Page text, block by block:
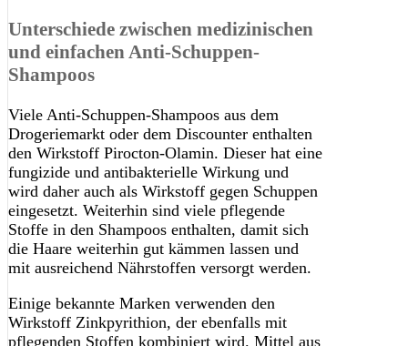
Unterschiede zwischen medizinischen
und einfachen Anti-Schuppen-
Shampoos
Viele Anti-Schuppen-Shampoos aus dem
Drogeriemarkt oder dem Discounter enthalten
den Wirkstoff Pirocton-Olamin. Dieser hat eine
fungizide und antibakterielle Wirkung und
wird daher auch als Wirkstoff gegen Schuppen
eingesetzt. Weiterhin sind viele pflegende
Stoffe in den Shampoos enthalten, damit sich
die Haare weiterhin gut kämmen lassen und
mit ausreichend Nährstoffen versorgt werden.
Einige bekannte Marken verwenden den
Wirkstoff Zinkpyrithion, der ebenfalls mit
pflegenden Stoffen kombiniert wird. Mittel aus